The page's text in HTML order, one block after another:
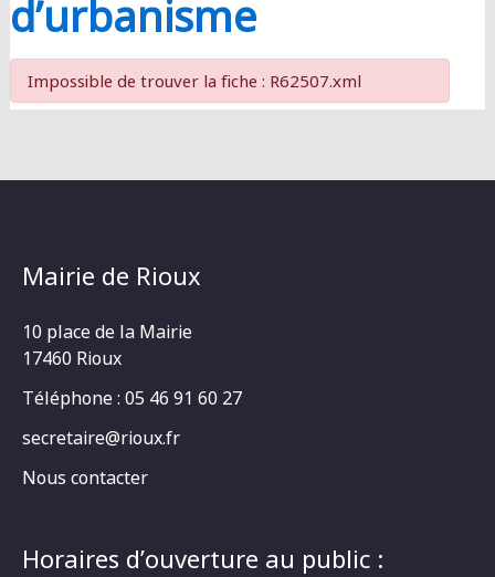
d’urbanisme
Impossible de trouver la fiche : R62507.xml
Mairie de Rioux
10 place de la Mairie
17460 Rioux
Téléphone : 05 46 91 60 27
secretaire@rioux.fr
Nous contacter
Horaires d’ouverture au public :